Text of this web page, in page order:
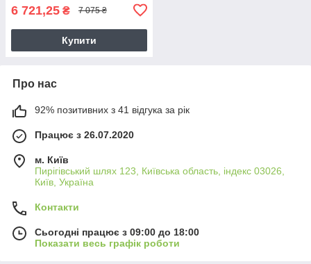
6 721,25 ₴ 7 075 ₴
Купити
Про нас
92% позитивних з 41 відгука за рік
Працює з 26.07.2020
м. Київ
Пирігівський шлях 123, Київська область, індекс 03026,
Київ, Україна
Контакти
Сьогодні працює з 09:00 до 18:00
Показати весь графік роботи